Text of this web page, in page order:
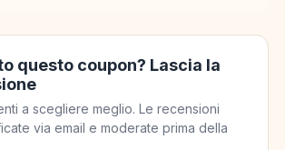
questo coupon? Lascia la
a scegliere meglio. Le recensioni
via email e moderate prima della